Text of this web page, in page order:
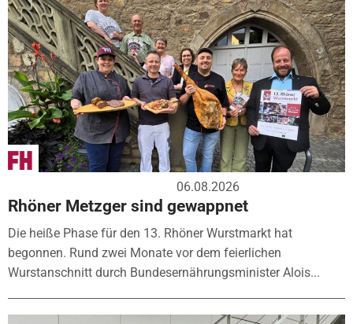
06.08.2026
Rhöner Metzger sind gewappnet
Die heiße Phase für den 13. Rhöner Wurstmarkt hat
begonnen. Rund zwei Monate vor dem feierlichen
Wurstanschnitt durch Bundesernährungsminister Alois...